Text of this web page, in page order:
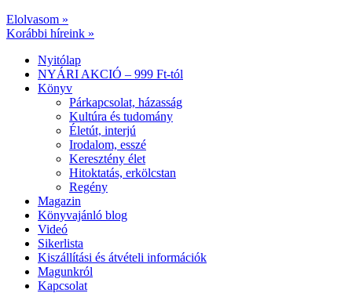
Elolvasom »
Korábbi híreink »
Nyitólap
NYÁRI AKCIÓ – 999 Ft-tól
Könyv
Párkapcsolat, házasság
Kultúra és tudomány
Életút, interjú
Irodalom, esszé
Keresztény élet
Hitoktatás, erkölcstan
Regény
Magazin
Könyvajánló blog
Videó
Sikerlista
Kiszállítási és átvételi információk
Magunkról
Kapcsolat